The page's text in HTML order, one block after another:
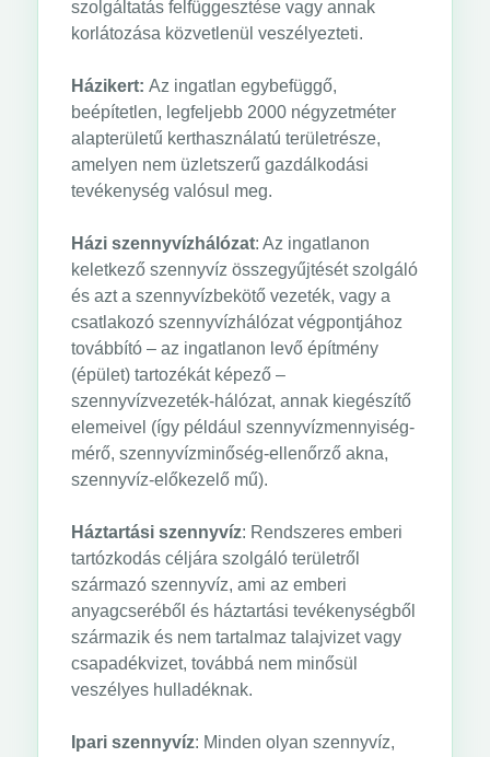
szolgáltatás felfüggesztése vagy annak
korlátozása közvetlenül veszélyezteti.
Házikert: Az ingatlan egybefüggő,
beépítetlen, legfeljebb 2000 négyzetméter
alapterületű kerthasználatú területrésze,
amelyen nem üzletszerű gazdálkodási
tevékenység valósul meg.
Házi szennyvízhálózat: Az ingatlanon
keletkező szennyvíz összegyűjtését szolgáló
és azt a szennyvízbekötő vezeték, vagy a
csatlakozó szennyvízhálózat végpontjához
továbbító – az ingatlanon levő építmény
(épület) tartozékát képező –
szennyvízvezeték-hálózat, annak kiegészítő
elemeivel (így például szennyvízmennyiség-
mérő, szennyvízminőség-ellenőrző akna,
szennyvíz-előkezelő mű).
Háztartási szennyvíz: Rendszeres emberi
tartózkodás céljára szolgáló területről
származó szennyvíz, ami az emberi
anyagcseréből és háztartási tevékenységből
származik és nem tartalmaz talajvizet vagy
csapadékvizet, továbbá nem minősül
veszélyes hulladéknak.
Ipari szennyvíz: Minden olyan szennyvíz,